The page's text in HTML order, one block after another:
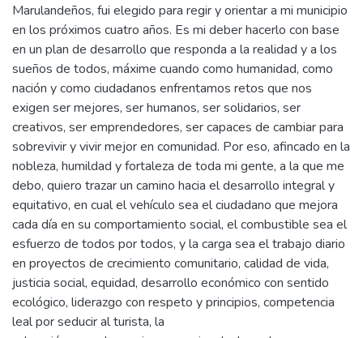
Marulandeños, fui elegido para regir y orientar a mi municipio
en los próximos cuatro años. Es mi deber hacerlo con base
en un plan de desarrollo que responda a la realidad y a los
sueños de todos, máxime cuando como humanidad, como
nación y como ciudadanos enfrentamos retos que nos
exigen ser mejores, ser humanos, ser solidarios, ser
creativos, ser emprendedores, ser capaces de cambiar para
sobrevivir y vivir mejor en comunidad. Por eso, afincado en la
nobleza, humildad y fortaleza de toda mi gente, a la que me
debo, quiero trazar un camino hacia el desarrollo integral y
equitativo, en cual el vehículo sea el ciudadano que mejora
cada día en su comportamiento social, el combustible sea el
esfuerzo de todos por todos, y la carga sea el trabajo diario
en proyectos de crecimiento comunitario, calidad de vida,
justicia social, equidad, desarrollo económico con sentido
ecológico, liderazgo con respeto y principios, competencia
leal por seducir al turista, la